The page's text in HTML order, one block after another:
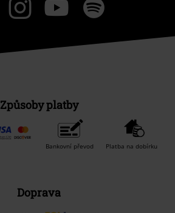
Způsoby platby
Bankovní převod Platba na dobírku
Doprava